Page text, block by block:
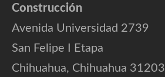
Construcción
Avenida Universidad 2739
San Felipe I Etapa
Chihuahua, Chihuahua 31203